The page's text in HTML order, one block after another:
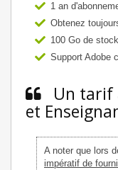
1 an
Obtenez
100 Go de
Support Adobe
Un tarif
et
A noter que lors
impératif de